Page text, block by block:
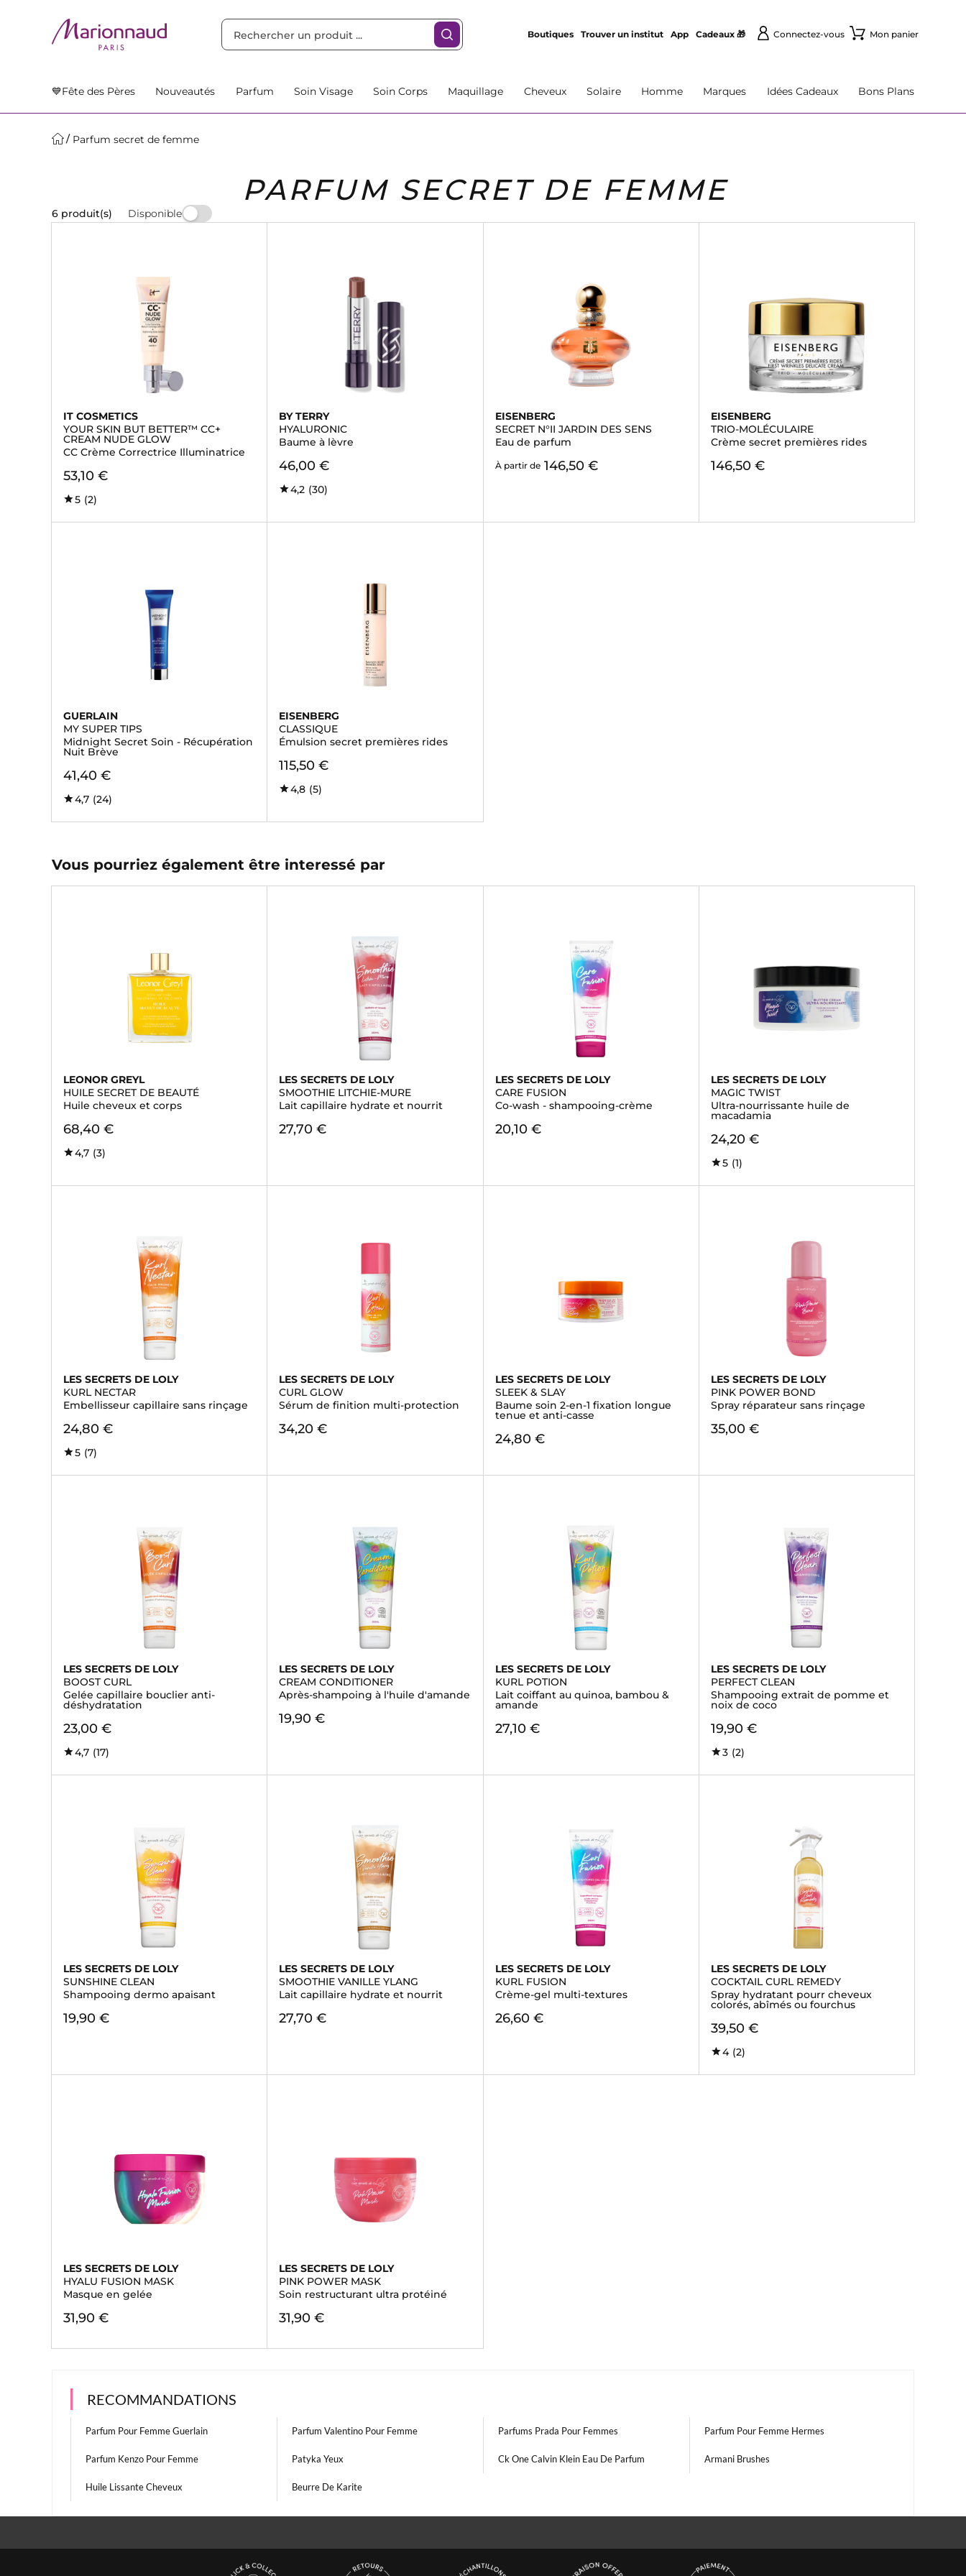
Boutiques Trouver un institut App Cadeaux 🎁 Connectez-vous Mon panier
💙Fête des Pères Nouveautés Parfum Soin Visage Soin Corps Maquillage Cheveux Solaire Homme Marques Idées Cadeaux Bons Plans
Parfum secret de femme
PARFUM SECRET DE FEMME
6 produit(s) Disponible
IT COSMETICS
YOUR SKIN BUT BETTER™ CC+
CREAM NUDE GLOW
CC Crème Correctrice Illuminatrice
53,10 €
5 (2)
BY TERRY
HYALURONIC
Baume à lèvre
46,00 €
4,2 (30)
EISENBERG
SECRET N°II JARDIN DES SENS
Eau de parfum
À partir de 146,50 €
EISENBERG
TRIO-MOLÉCULAIRE
Crème secret premières rides
146,50 €
GUERLAIN
MY SUPER TIPS
Midnight Secret Soin - Récupération
Nuit Brève
41,40 €
4,7 (24)
EISENBERG
CLASSIQUE
Émulsion secret premières rides
115,50 €
4,8 (5)
Vous pourriez également être interessé par
LEONOR GREYL
HUILE SECRET DE BEAUTÉ
Huile cheveux et corps
68,40 €
4,7 (3)
LES SECRETS DE LOLY
SMOOTHIE LITCHIE-MURE
Lait capillaire hydrate et nourrit
27,70 €
LES SECRETS DE LOLY
CARE FUSION
Co-wash - shampooing-crème
20,10 €
LES SECRETS DE LOLY
MAGIC TWIST
Ultra-nourrissante huile de
macadamia
24,20 €
5 (1)
LES SECRETS DE LOLY
KURL NECTAR
Embellisseur capillaire sans rinçage
24,80 €
5 (7)
LES SECRETS DE LOLY
CURL GLOW
Sérum de finition multi-protection
34,20 €
LES SECRETS DE LOLY
SLEEK & SLAY
Baume soin 2-en-1 fixation longue
tenue et anti-casse
24,80 €
LES SECRETS DE LOLY
PINK POWER BOND
Spray réparateur sans rinçage
35,00 €
LES SECRETS DE LOLY
BOOST CURL
Gelée capillaire bouclier anti-
déshydratation
23,00 €
4,7 (17)
LES SECRETS DE LOLY
CREAM CONDITIONER
Après-shampoing à l'huile d'amande
19,90 €
LES SECRETS DE LOLY
KURL POTION
Lait coiffant au quinoa, bambou &
amande
27,10 €
LES SECRETS DE LOLY
PERFECT CLEAN
Shampooing extrait de pomme et
noix de coco
19,90 €
3 (2)
LES SECRETS DE LOLY
SUNSHINE CLEAN
Shampooing dermo apaisant
19,90 €
LES SECRETS DE LOLY
SMOOTHIE VANILLE YLANG
Lait capillaire hydrate et nourrit
27,70 €
LES SECRETS DE LOLY
KURL FUSION
Crème-gel multi-textures
26,60 €
LES SECRETS DE LOLY
COCKTAIL CURL REMEDY
Spray hydratant pourr cheveux
colorés, abîmés ou fourchus
39,50 €
4 (2)
LES SECRETS DE LOLY
HYALU FUSION MASK
Masque en gelée
31,90 €
LES SECRETS DE LOLY
PINK POWER MASK
Soin restructurant ultra protéiné
31,90 €
RECOMMANDATIONS
Parfum Pour Femme Guerlain Parfum Valentino Pour Femme Parfums Prada Pour Femmes Parfum Pour Femme Hermes
Parfum Kenzo Pour Femme Patyka Yeux Ck One Calvin Klein Eau De Parfum Armani Brushes
Huile Lissante Cheveux Beurre De Karite